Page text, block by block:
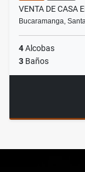
VENTA DE CASA
Bucaramanga,
4Alcobas
3 Baños